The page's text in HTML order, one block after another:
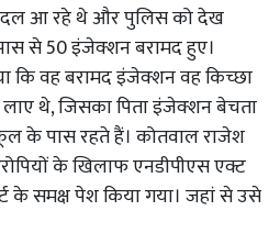
आ रहे थे और पुलिस को देख
से 50 इंजेक्शन बरामद हुए।
कि वह बरामद इंजेक्शन वह किच्छा
थे, जिसका पिता इंजेक्शन बेचता
के पास रहते हैं। कोतवाल राजेश
के खिलाफ एनडीपीएस एक्ट
के समक्ष पेश किया गया। जहां से उसे